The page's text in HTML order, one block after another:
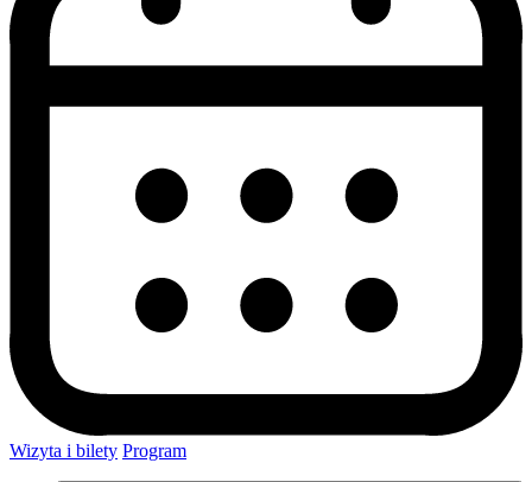
Wizyta i bilety Program